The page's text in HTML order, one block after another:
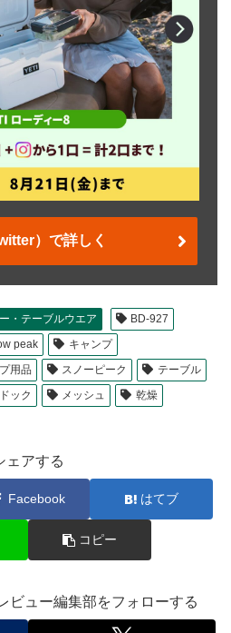
）で詳しく
・テーブルウエア
BD-927
peak
キャンプ
用品 スノーピーク
テーブル
ック メッシュ
乾燥
ェアする
Facebook はてブ
コピー
ビュー編集部をフォローする